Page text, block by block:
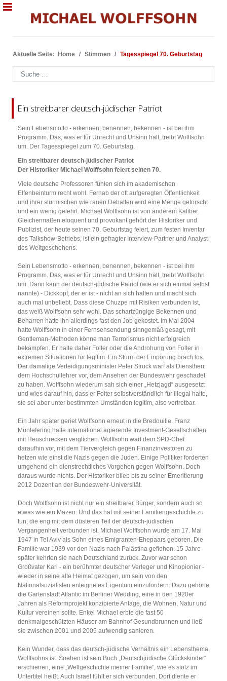
Aktuelle Seite: Home Stimmen Tagesspiegel 70. Geburtstag
Suchen
Ein streitbarer deutsch-jüdischer Patriot
Sein Lebensmotto - erkennen, benennen, bekennen - ist bei ihm
Programm. Das, was er für Unrecht und Unsinn hält, treibt Wolffsohn
um. Der Tagesspiegel zum 70. Geburtstag.
Ein streitbarer deutsch-jüdischer Patriot
Der Historiker Michael Wolffsohn feiert seinen 70.
Viele deutsche Professoren fühlen sich im akademischen
Elfenbeinturm recht wohl. Fernab der oft aufgeregten Öffentlichkeit
und ihrer stürmischen wie rauen Debatten wird eine Menge geforscht
und ein wenig gelehrt. Michael Wolffsohn ist von anderem Kaliber.
Gleichermaßen eloquent und provokant gehört der Historiker und
Publizist, der heute seinen 70. Geburtstag feiert, zum festen Inventar
des Talkshow-Betriebs, ist ein gefragter Interview-Partner und Analyst
des Weltgeschehens.
Sein Lebensmotto - erkennen, benennen, bekennen - ist bei ihm
Programm. Das, was er für Unrecht und Unsinn hält, treibt Wolffsohn
um. Dann kann der deutsch-jüdische Patriot (wie er sich einmal selbst
nannte) - Dickkopf, der er ist - nicht an sich halten und macht sich
auch mal unbeliebt. Dass diese Chuzpe mit Risiken verbunden ist,
das weiß Wolffsohn sehr wohl. Das scharfzüngige Bekennen und
Beharren hätte ihn allerdings fast den Job gekostet. Im Mai 2004
hatte Wolffsohn in einer Fernsehsendung sinngemäß gesagt, mit
Gentleman-Methoden könne man Terrorismus nicht erfolgreich
bekämpfen. Er halte daher Folter oder die Androhung von Folter in
extremen Situationen für legitim. Ein Sturm der Empörung brach los.
Der damalige Verteidigungsminister Peter Struck warf als Dienstherr
dem Hochschullehrer vor, dem Ansehen der Bundeswehr geschadet
zu haben. Wolffsohn wiederum sah sich einer „Hetzjagd“ ausgesetzt
und wies darauf hin, dass er Folter selbstverständlich für illegal halte,
sie sei aber unter bestimmten Umständen legitim, also vertretbar.
Ein Jahr später geriet Wolffsohn erneut in die Bredouille. Franz
Müntefering hatte international agierende Investment-Gesellschaften
mit Heuschrecken verglichen. Wolffsohn warf dem SPD-Chef
daraufhin vor, mit dem Tiervergleich gegen Finanzinvestoren zu
hetzen wie einst die Nazis gegen die Juden. Einige Politiker forderten
umgehend ein dienstrechtliches Vorgehen gegen Wolffsohn. Doch
daraus wurde nichts. Der Historiker blieb bis zu seiner Emeritierung
2012 Dozent an der Bundeswehr-Universität.
Doch Wolffsohn ist nicht nur ein streitbarer Bürger, sondern auch so
etwas wie ein Mäzen. Und das hat mit seiner Familiengeschichte zu
tun, die eng mit dem düsteren Teil der deutsch-jüdischen
Vergangenheit verbunden ist. Michael Wolffsohn wurde am 17. Mai
1947 in Tel Aviv als Sohn eines Emigranten-Ehepaars geboren. Die
Familie war 1939 vor den Nazis nach Palästina geflohen. 15 Jahre
später kehrten sie nach Deutschland zurück. Zuvor war schon
Großvater Karl - ein berühmter deutscher Verleger und Kinopionier -
wieder in seine alte Heimat gezogen, um sein von den
Nationalsozialisten enteignetes Eigentum einzufordern. Dazu gehörte
die Gartenstadt Atlantic im Berliner Wedding, eine in den 1920er
Jahren als Reformprojekt konzipierte Anlage, die Wohnen, Natur und
Kultur vereinen sollte. Enkel Michael erbte die fast 50
denkmalgeschützten Häuser am Bahnhof Gesundbrunnen und ließ
sie zwischen 2001 und 2005 aufwendig sanieren.
Kein Wunder, dass das deutsch-jüdische Verhältnis ein Lebensthema
Wolffsohns ist. Soeben ist sein Buch „Deutschjüdische Glückskinder“
erschienen, eine „Weltgeschichte meiner Familie“, wie es stolz im
Untertitel heißt. Auch Israel fühlt er sich verbunden. Dort diente er